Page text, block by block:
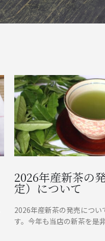
2026年産新茶の
定）について
2026年産新茶の発売につい
す。今年も当店の新茶を是